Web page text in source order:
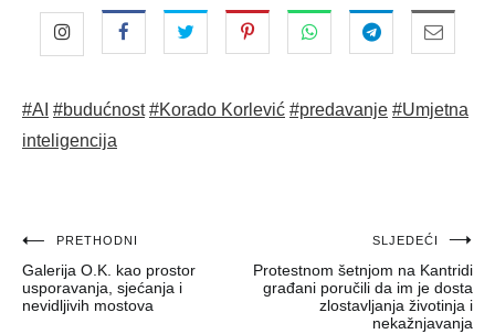
#AI #budućnost #Korado Korlević #predavanje #Umjetna
inteligencija
Navigacija
objava
PRETHODNI
Galerija O.K. kao prostor
usporavanja, sjećanja i
nevidljivih mostova
SLJEDEĆI
Protestnom šetnjom na Kantridi
građani poručili da im je dosta
zlostavljanja životinja i
nekažnjavanja